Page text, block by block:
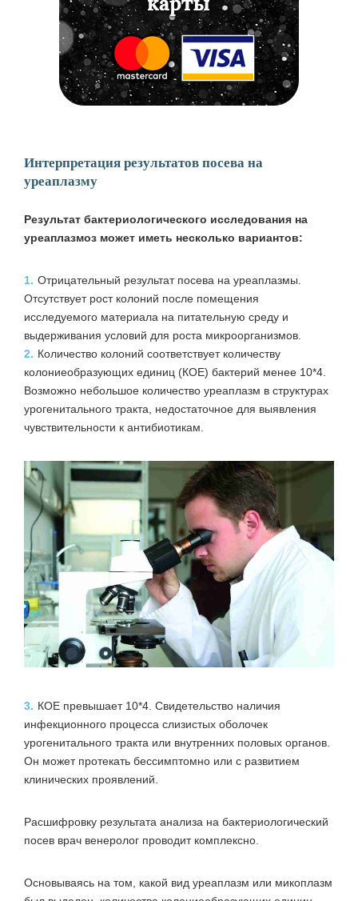
Интерпретация результатов посева на
уреаплазму
Результат бактериологического исследования на
уреаплазмоз может иметь несколько вариантов:
1. Отрицательный результат посева на уреаплазмы.
Отсутствует рост колоний после помещения
исследуемого материала на питательную среду и
выдерживания условий для роста микроорганизмов.
2. Количество колоний соответствует количеству
колониеобразующих единиц (КОЕ) бактерий менее 10*4.
Возможно небольшое количество уреаплазм в структурах
урогенитального тракта, недостаточное для выявления
чувствительности к антибиотикам.
3. КОЕ превышает 10*4. Свидетельство наличия
инфекционного процесса слизистых оболочек
урогенитального тракта или внутренних половых органов.
Он может протекать бессимптомно или с развитием
клинических проявлений.
Расшифровку результата анализа на бактериологический
посев врач венеролог проводит комплексно.
Основываясь на том, какой вид уреаплазм или микоплазм